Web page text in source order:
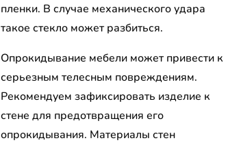
пленки. В случае механического удара
такое стекло может разбиться.
Опрокидывание мебели может привести к
серьезным телесным повреждениям.
Рекомендуем зафиксировать изделие к
стене для предотвращения его
опрокидывания. Материалы стен